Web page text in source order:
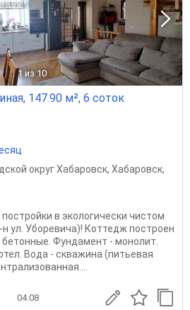
1 из 10
147.90 м², 6 соток
округ Хабаровск, Хабаровск,
в экологически чистом
ул. Уборевича)! Коттедж построен
Фундамент - монолит.
Вода - скважина (питьевая
04.08